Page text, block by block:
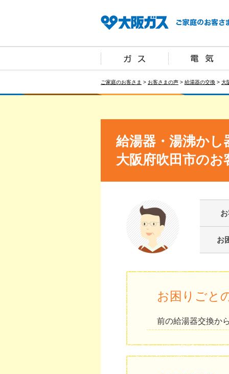
ご家庭のお客さま > お客さまの声 > 給湯器の交換 > 大
給湯器・湯沸かし
大阪府吹田市のお
お
お困りごと
前の給湯器交換か